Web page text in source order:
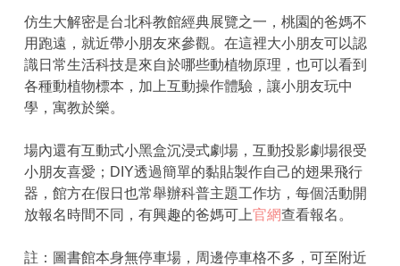
仿生大解密是台北科教館經典展覽之一，桃園的爸媽不
用跑遠，就近帶小朋友來參觀。在這裡大小朋友可以認
識日常生活科技是來自於哪些動植物原理，也可以看到
各種動植物標本，加上互動操作體驗，讓小朋友玩中
學，寓教於樂。
場內還有互動式小黑盒沉浸式劇場，互動投影劇場很受
小朋友喜愛；DIY透過簡單的黏貼製作自己的翅果飛行
器，館方在假日也常舉辦科普主題工作坊，每個活動開
放報名時間不同，有興趣的爸媽可上官網查看報名。
註：圖書館本身無停車場，周邊停車格不多，可至附近